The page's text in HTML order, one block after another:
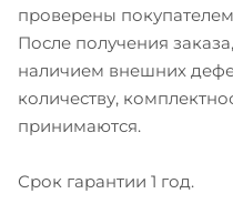
проверены
После получения
наличием внешних
количеству,
принимаются.
Срок гарантии 1 год.